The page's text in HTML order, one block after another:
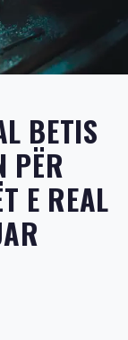
BETIS
PËR
E REAL